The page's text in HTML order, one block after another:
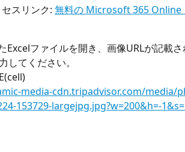
スリンク: 無料の Microsoft 365 Online
Excelファイルを開き、画像URLが記載
してください。
media-cdn.tripadvisor.com/media/
153729-largejpg.jpg?w=200&h=-